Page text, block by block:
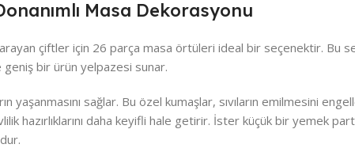
Masa Dekorasyonu
arayan çiftler için 26 parça masa örtüleri ideal bir seçenektir.
bir ürün yelpazesi sunar.
sağlar. Bu özel kumaşlar, sıvıların emilmesini
hazırlıklarını daha keyifli hale getirir. İster küçük bir yemek